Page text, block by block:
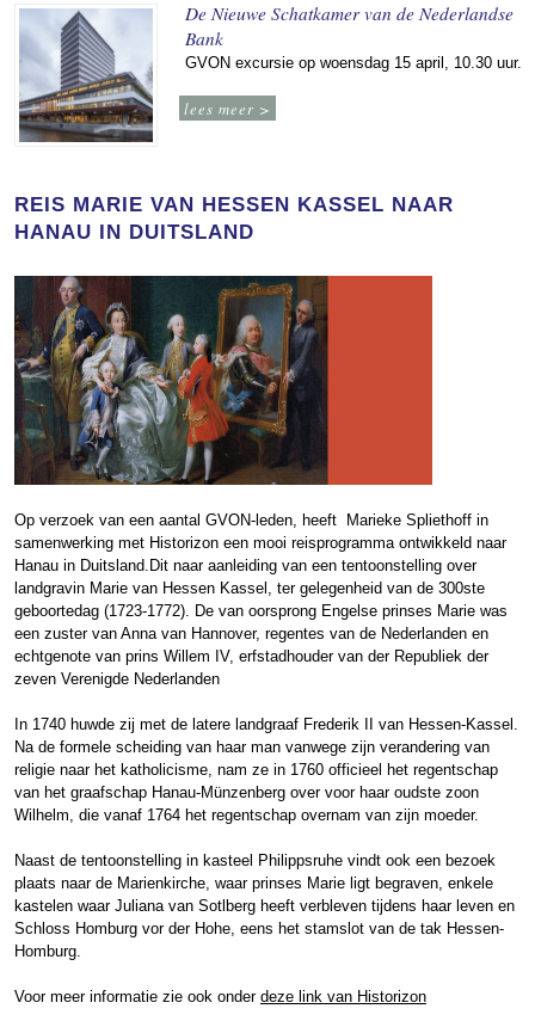
De Nieuwe Schatkamer van de Nederlandse
Bank
GVON excursie op woensdag 15 april, 10.30 uur.
lees meer >
REIS MARIE VAN HESSEN KASSEL NAAR
HANAU IN DUITSLAND
Op verzoek van een aantal GVON-leden, heeft Marieke Spliethoff in
samenwerking met Historizon een mooi reisprogramma ontwikkeld naar
Hanau in Duitsland.Dit naar aanleiding van een tentoonstelling over
landgravin Marie van Hessen Kassel, ter gelegenheid van de 300ste
geboortedag (1723-1772). De van oorsprong Engelse prinses Marie was
een zuster van Anna van Hannover, regentes van de Nederlanden en
echtgenote van prins Willem IV, erfstadhouder van der Republiek der
zeven Verenigde Nederlanden
In 1740 huwde zij met de latere landgraaf Frederik II van Hessen-Kassel.
Na de formele scheiding van haar man vanwege zijn verandering van
religie naar het katholicisme, nam ze in 1760 officieel het regentschap
van het graafschap Hanau-Münzenberg over voor haar oudste zoon
Wilhelm, die vanaf 1764 het regentschap overnam van zijn moeder.
Naast de tentoonstelling in kasteel Philippsruhe vindt ook een bezoek
plaats naar de Marienkirche, waar prinses Marie ligt begraven, enkele
kastelen waar Juliana van Sotlberg heeft verbleven tijdens haar leven en
Schloss Homburg vor der Hohe, eens het stamslot van de tak Hessen-
Homburg.
Voor meer informatie zie ook onder deze link van Historizon